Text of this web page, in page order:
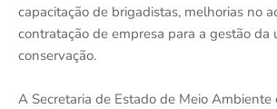
capacitação de brigadistas, melhorias no
contratação de empresa para a gestão da
conservação.
A Secretaria de Estado de Meio Ambiente